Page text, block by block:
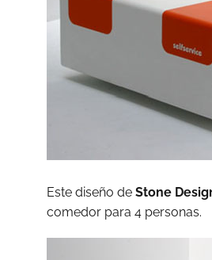
Este diseño de Stone
comedor para 4 personas.